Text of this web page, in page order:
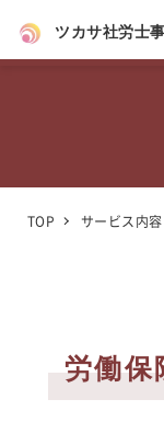
ツカサ社労士
TOP サービス内容
労働保